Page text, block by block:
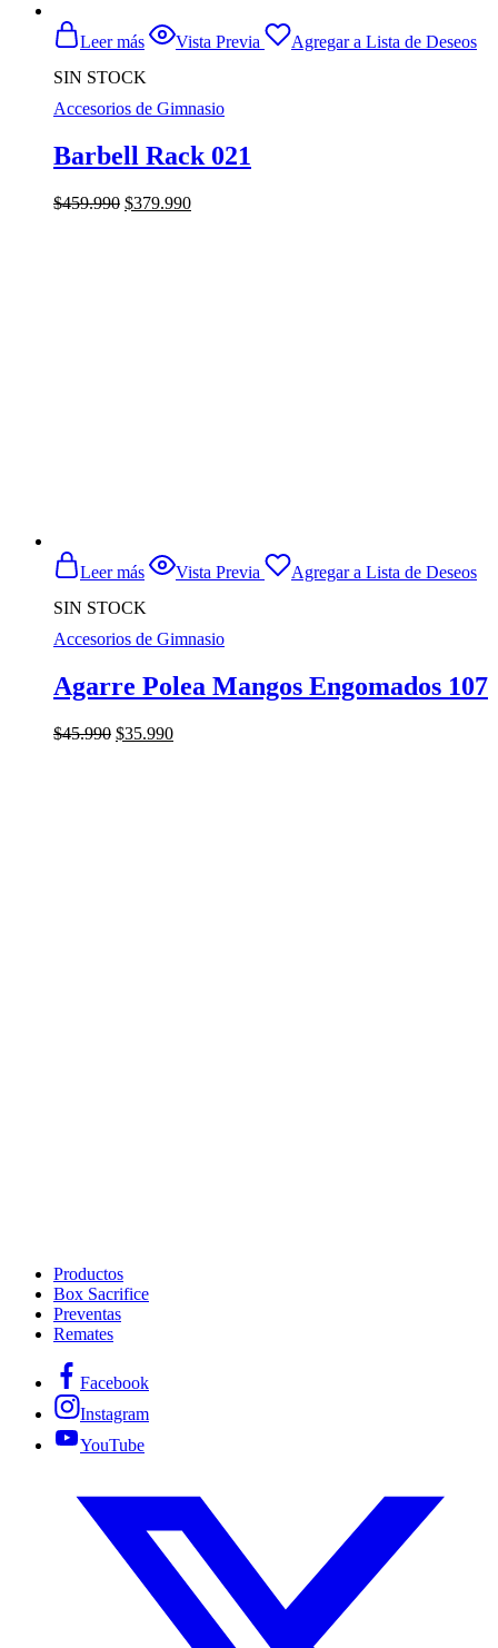
SIN STOCK
Leer más Vista Previa Agregar a Lista de Deseos
Accesorios de Gimnasio
Barbell Rack 021
$459.990 El
$379.990El
SIN STOCK
Leer más Vista Previa Agregar a Lista de Deseos
Accesorios de Gimnasio
Agarre Polea Mangos Engomados 107
$45.990 El
$35.990El
Productos
Box Sacrifice
Preventas
Remates
Facebook
Instagram
YouTube